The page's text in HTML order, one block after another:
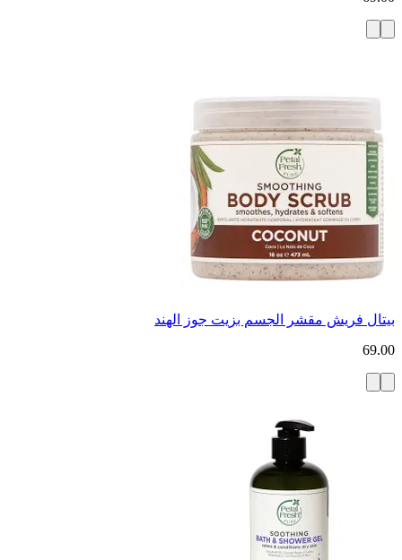
بيتال فريش مقشر الجسم بزيت جوز الهند
69.00